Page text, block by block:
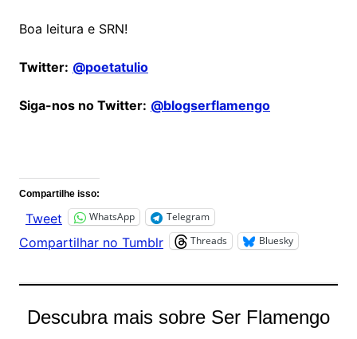
Boa leitura e SRN!
Twitter: @poetatulio
Siga-nos no Twitter: @blogserflamengo
Compartilhe isso:
Tweet WhatsApp Telegram
Compartilhar no Tumblr Threads Bluesky
Descubra mais sobre Ser Flamengo